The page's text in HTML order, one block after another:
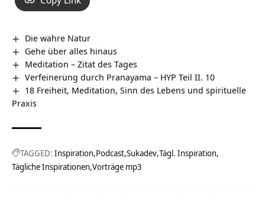
Die wahre Natur
Gehe über alles hinaus
Meditation – Zitat des Tages
Verfeinerung durch Pranayama – HYP Teil II. 10
18 Freiheit, Meditation, Sinn des Lebens und spirituelle
Praxis
TAGGED: Inspiration Podcast Sukadev Tägl. Inspiration
Tägliche Inspirationen Vorträge mp3